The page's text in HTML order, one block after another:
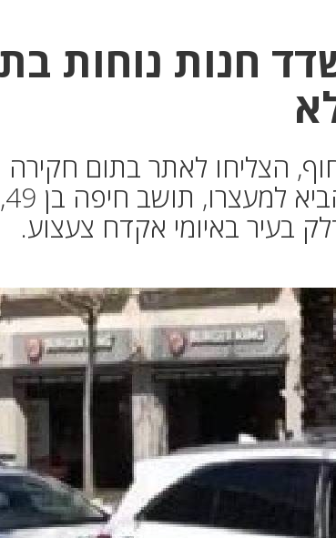
חנות נוחות
הצליחו לאתר בתום
בעיר באיומי אקדח צעצוע.